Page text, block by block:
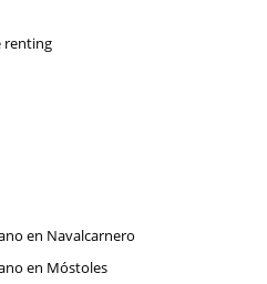
renting
en Navalcarnero
en Móstoles